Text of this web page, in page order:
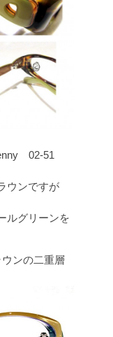
02-51
ウンですが
ルグリーンを
ンの二重層